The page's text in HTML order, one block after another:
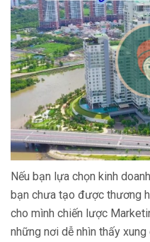
Nếu bạn lựa chọn kinh
bạn chưa tạo được thương
cho mình chiến lược
những nơi dễ nhìn thấy